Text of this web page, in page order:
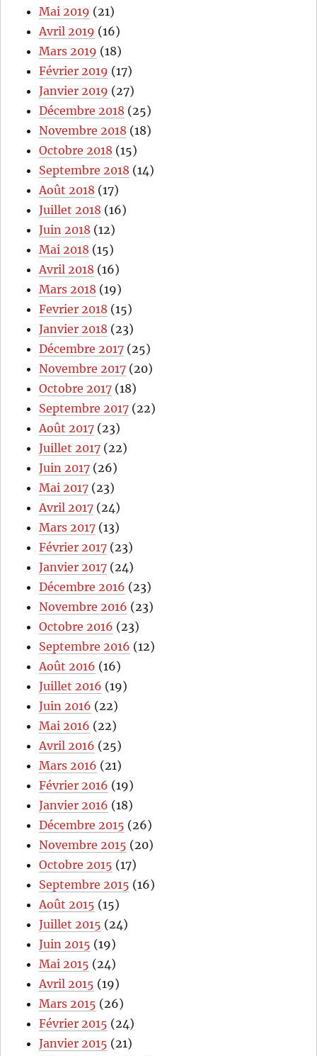
Mai 2019 (21)
Avril 2019 (16)
Mars 2019 (18)
Février 2019 (17)
Janvier 2019 (27)
Décembre 2018 (25)
Novembre 2018 (18)
Octobre 2018 (15)
Septembre 2018 (14)
Août 2018 (17)
Juillet 2018 (16)
Juin 2018 (12)
Mai 2018 (15)
Avril 2018 (16)
Mars 2018 (19)
Fevrier 2018 (15)
Janvier 2018 (23)
Décembre 2017 (25)
Novembre 2017 (20)
Octobre 2017 (18)
Septembre 2017 (22)
Août 2017 (23)
Juillet 2017 (22)
Juin 2017 (26)
Mai 2017 (23)
Avril 2017 (24)
Mars 2017 (13)
Février 2017 (23)
Janvier 2017 (24)
Décembre 2016 (23)
Novembre 2016 (23)
Octobre 2016 (23)
Septembre 2016 (12)
Août 2016 (16)
Juillet 2016 (19)
Juin 2016 (22)
Mai 2016 (22)
Avril 2016 (25)
Mars 2016 (21)
Février 2016 (19)
Janvier 2016 (18)
Décembre 2015 (26)
Novembre 2015 (20)
Octobre 2015 (17)
Septembre 2015 (16)
Août 2015 (15)
Juillet 2015 (24)
Juin 2015 (19)
Mai 2015 (24)
Avril 2015 (19)
Mars 2015 (26)
Février 2015 (24)
Janvier 2015 (21)